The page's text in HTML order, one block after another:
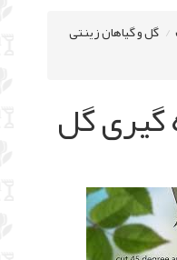
گل و گیاهان زینتی
گیری گل